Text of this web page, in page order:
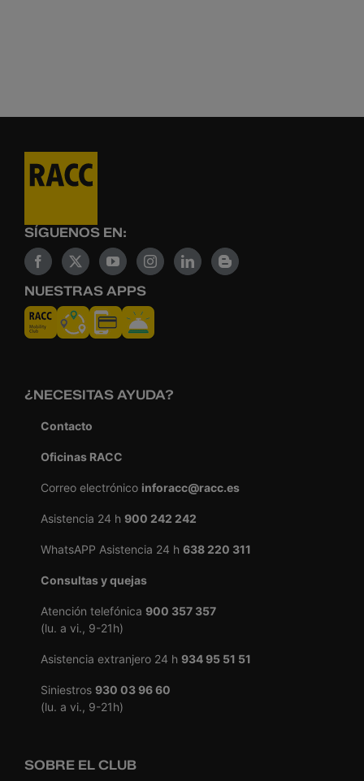
SÍGUENOS EN:
NUESTRAS APPS
¿NECESITAS AYUDA?
Contacto
Oficinas RACC
Correo electrónico inforacc@racc.es
Asistencia 24 h 900 242 242
WhatsAPP Asistencia 24 h 638 220 311
Consultas y quejas
Atención telefónica 900 357 357
(lu. a vi., 9-21h)
Asistencia extranjero 24 h 934 95 51 51
Siniestros 930 03 96 60
(lu. a vi., 9-21h)
SOBRE EL CLUB